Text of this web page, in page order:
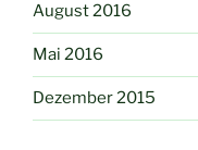
August 2016
Mai 2016
Dezember 2015